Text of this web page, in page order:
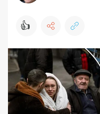
👍